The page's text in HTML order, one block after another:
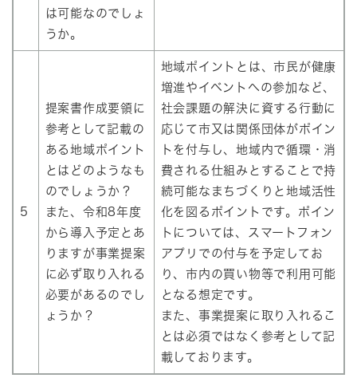
は可能なのでしょ
うか。
5
提案書作成要領に
参考として記載の
ある地域ポイント
とはどのようなも
のでしょうか？
また、令和8年度
から導入予定とあ
りますが事業提案
に必ず取り入れる
必要があるのでし
ょうか？
地域ポイントとは、市民が健康
増進やイベントへの参加など、
社会課題の解決に資する行動に
応じて市又は関係団体がポイン
トを付与し、地域内で循環・消
費される仕組みとすることで持
続可能なまちづくりと地域活性
化を図るポイントです。ポイン
トについては、スマートフォン
アプリでの付与を予定してお
り、市内の買い物等で利用可能
となる想定です。
また、事業提案に取り入れるこ
とは必須ではなく参考として記
載しております。